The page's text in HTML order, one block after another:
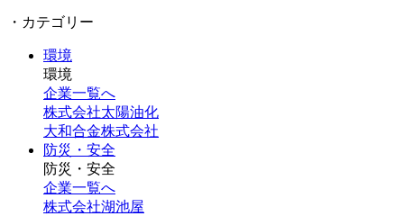
・カテゴリー
環境
環境
企業一覧へ
株式会社太陽油化
大和合金株式会社
防災・安全
防災・安全
企業一覧へ
株式会社湖池屋